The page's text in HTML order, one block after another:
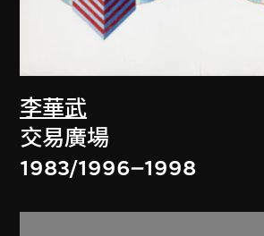
李華武
交易廣場
1983/1996–1998